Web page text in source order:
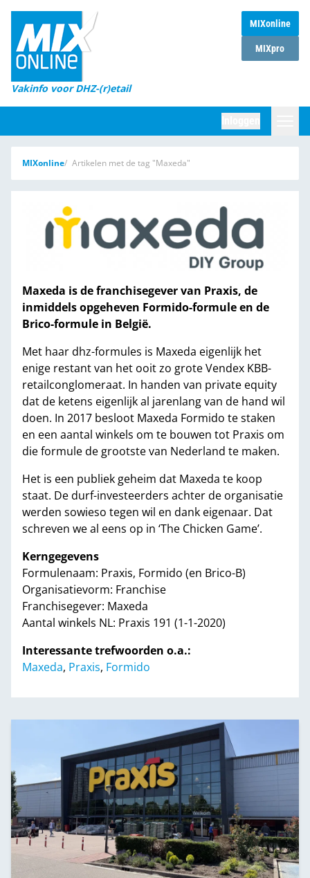
MIXonline
MIXpro
Vakinfo voor DHZ-(r)etail
Home
Magazines
DHZ Sessie
Marktcijfers
Partners
MIXonline Artikelen met de tag "Maxeda"
Maxeda is de franchisegever van Praxis, de
inmiddels opgeheven Formido-formule en de
Brico-formule in België.
Met haar dhz-formules is Maxeda eigenlijk het
enige restant van het ooit zo grote Vendex KBB-
retailconglomeraat. In handen van private equity
dat de ketens eigenlijk al jarenlang van de hand wil
doen. In 2017 besloot Maxeda Formido te staken
en een aantal winkels om te bouwen tot Praxis om
die formule de grootste van Nederland te maken.
Het is een publiek geheim dat Maxeda te koop
staat. De durf-investeerders achter de organisatie
werden sowieso tegen wil en dank eigenaar. Dat
schreven we al eens op in ‘The Chicken Game’.
Kerngegevens
Formulenaam: Praxis, Formido (en Brico-B)
Organisatievorm: Franchise
Franchisegever: Maxeda
Aantal winkels NL: Praxis 191 (1-1-2020)
Interessante trefwoorden o.a.:
Maxeda, Praxis, Formido